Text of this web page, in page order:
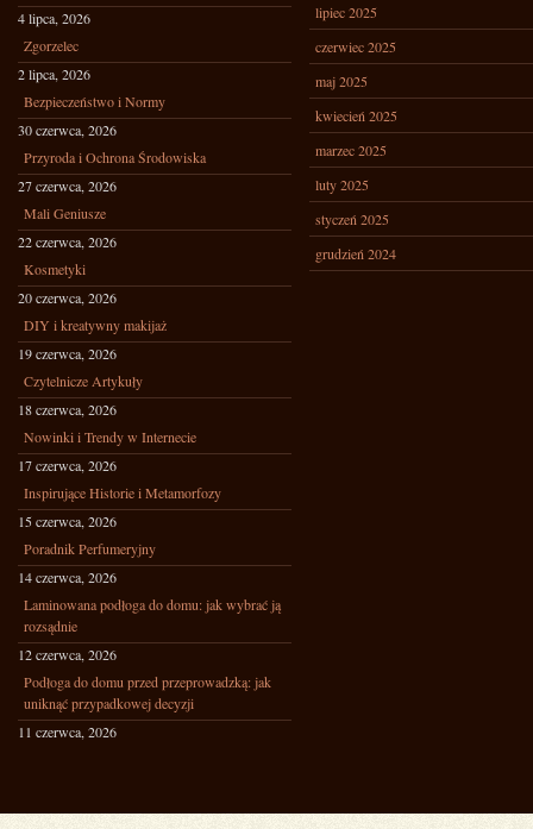
4 lipca, 2026
Zgorzelec
2 lipca, 2026
Bezpieczeństwo i Normy
30 czerwca, 2026
Przyroda i Ochrona Środowiska
27 czerwca, 2026
Mali Geniusze
22 czerwca, 2026
Kosmetyki
20 czerwca, 2026
DIY i kreatywny makijaż
19 czerwca, 2026
Czytelnicze Artykuły
18 czerwca, 2026
Nowinki i Trendy w Internecie
17 czerwca, 2026
Inspirujące Historie i Metamorfozy
15 czerwca, 2026
Poradnik Perfumeryjny
14 czerwca, 2026
Laminowana podłoga do domu: jak wybrać ją
rozsądnie
12 czerwca, 2026
Podłoga do domu przed przeprowadzką: jak
uniknąć przypadkowej decyzji
11 czerwca, 2026
lipiec 2025
czerwiec 2025
maj 2025
kwiecień 2025
marzec 2025
luty 2025
styczeń 2025
grudzień 2024